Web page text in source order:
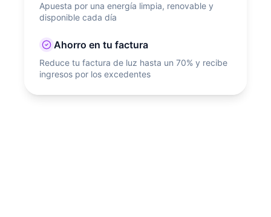
Apuesta por una energía limpia, renovable y
disponible cada día
Ahorro en tu factura
Reduce tu factura de luz hasta un 70% y recibe
ingresos por los excedentes